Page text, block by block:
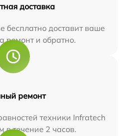
доставка
бесплатно доставит ваше
ремонт и обратно.
ремонт
техники Infratech
в течение 2 часов.